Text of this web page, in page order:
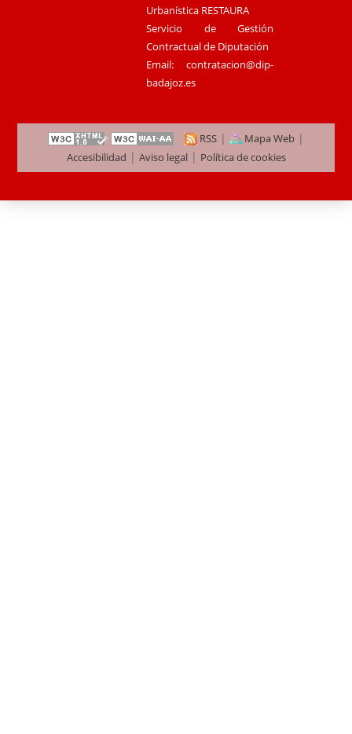
Urbanística RESTAURA
Servicio de Gestión
Contractual de Diputación
Email:contratacion@dip-
badajoz.es
RSS | Mapa Web |
Accesibilidad | Aviso legal| Política de cookies